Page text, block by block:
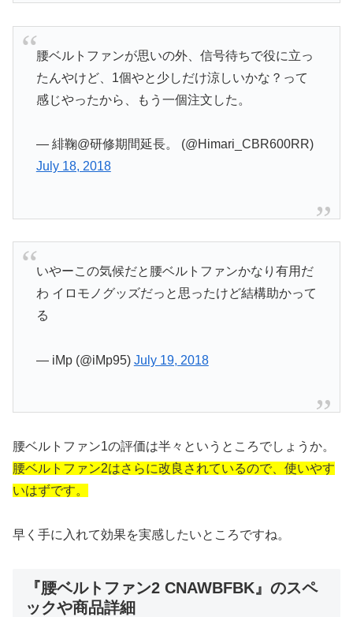
腰ベルトファンが思いの外、信号待ちで役に立っ
たんやけど、1個やと少しだけ涼しいかな？って
感じやったから、もう一個注文した。
— 緋鞠@研修期間延長。 (@Himari_CBR600RR)
July 18, 2018
いやーこの気候だと腰ベルトファンかなり有用だ
わ イロモノグッズだっと思ったけど結構助かって
る
— iMp (@iMp95) July 19, 2018
腰ベルトファン1の評価は半々というところでしょうか。
腰ベルトファン2はさらに改良されているので、使いやす
いはずです。
早く手に入れて効果を実感したいところですね。
『腰ベルトファン2 CNAWBFBK』のスペ
ックや商品詳細